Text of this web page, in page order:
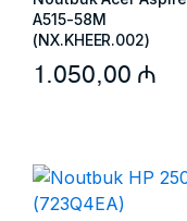
A515-58M
(NX.KHEER.002)
1.050,00 ₼